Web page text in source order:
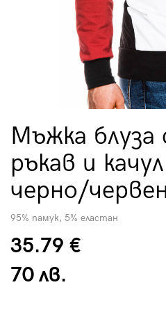
Мъжка блуза
ръкав и
черно/
95% памук, 5% еластан
35.79 €
70 лв.